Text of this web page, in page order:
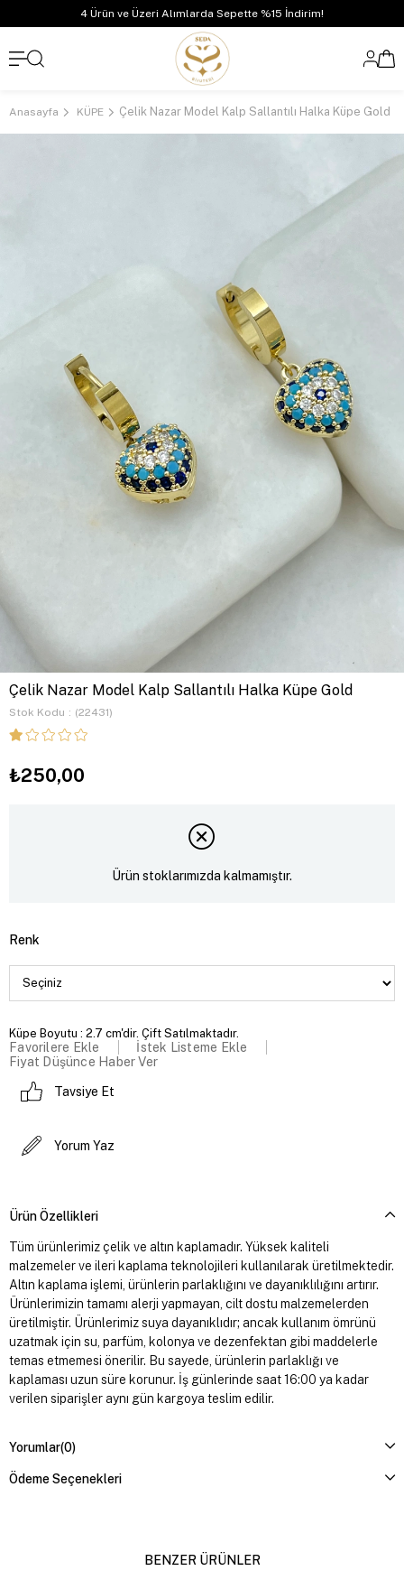
4 Ürün ve Üzeri Alımlarda Sepette %15 İndirim!
Anasayfa KÜPE Çelik Nazar Model Kalp Sallantılı Halka Küpe Gold
Çelik Nazar Model Kalp Sallantılı Halka Küpe Gold
Stok Kodu (22431)
₺250,00
Ürün stoklarımızda kalmamıştır.
Renk
Küpe Boyutu : 2.7 cm'dir. Çift Satılmaktadır.
Favorilere Ekle
İstek Listeme Ekle
Fiyat Düşünce Haber Ver
Tavsiye Et
Yorum Yaz
Ürün Özellikleri
Tüm ürünlerimiz çelik ve altın kaplamadır. Yüksek kaliteli
malzemeler ve ileri kaplama teknolojileri kullanılarak üretilmektedir.
Altın kaplama işlemi, ürünlerin parlaklığını ve dayanıklılığını artırır.
Ürünlerimizin tamamı alerji yapmayan, cilt dostu malzemelerden
üretilmiştir. Ürünlerimiz suya dayanıklıdır; ancak kullanım ömrünü
uzatmak için su, parfüm, kolonya ve dezenfektan gibi maddelerle
temas etmemesi önerilir. Bu sayede, ürünlerin parlaklığı ve
kaplaması uzun süre korunur. İş günlerinde saat 16:00 ya kadar
verilen siparişler aynı gün kargoya teslim edilir.
Yorumlar(0)
Ödeme Seçenekleri
BENZER ÜRÜNLER